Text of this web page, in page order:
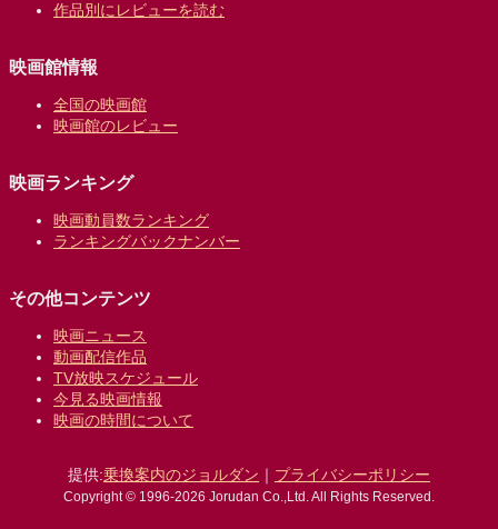
作品別にレビューを読む
映画館情報
全国の映画館
映画館のレビュー
映画ランキング
映画動員数ランキング
ランキングバックナンバー
その他コンテンツ
映画ニュース
動画配信作品
TV放映スケジュール
今見る映画情報
映画の時間について
提供:乗換案内のジョルダン ｜ プライバシーポリシー
Copyright © 1996-2026 Jorudan Co.,Ltd. All Rights Reserved.